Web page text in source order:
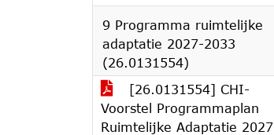
9 Programma ruimtelijke
adaptatie 2027-2033
(26.0131554)
[26.0131554] CHI-
Voorstel Programmaplan
Ruimtelijke Adaptatie